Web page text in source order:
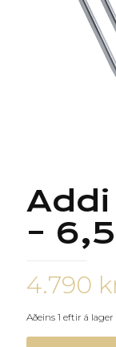
– 6,5
4.790
Aðeins 1 eftir á lager